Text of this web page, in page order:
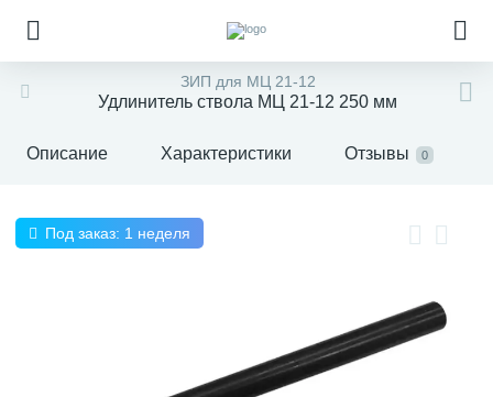
ЗИП для МЦ 21-12
Удлинитель ствола МЦ 21-12 250 мм
Описание Характеристики Отзывы 0
Под заказ: 1 неделя